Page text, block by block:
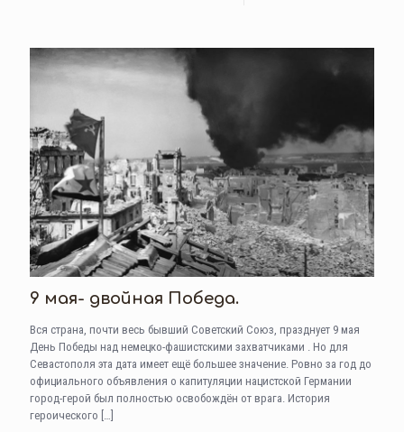
9 мая- двойная Победа.
Вся страна, почти весь бывший Советский Союз, празднует 9 мая
День Победы над немецко-фашистскими захватчиками . Но для
Севастополя эта дата имеет ещё большее значение. Ровно за год до
официального объявления о капитуляции нацистской Германии
город-герой был полностью освобождён от врага. История
героического